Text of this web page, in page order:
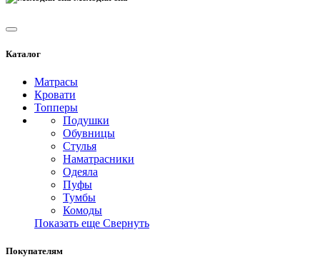
Каталог
Матрасы
Кровати
Топперы
Подушки
Обувницы
Стулья
Наматрасники
Одеяла
Пуфы
Тумбы
Комоды
Показать еще Свернуть
Покупателям